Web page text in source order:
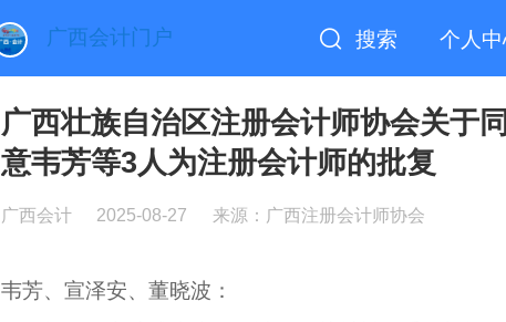
广西会计门户 搜索 个人
广西壮族自治区注册会计师协会关于
意韦芳等3人为注册会计师的批复
广西会计 2025-08-27 来源：广西注册会计师协会
韦芳、宣泽安、董晓波：